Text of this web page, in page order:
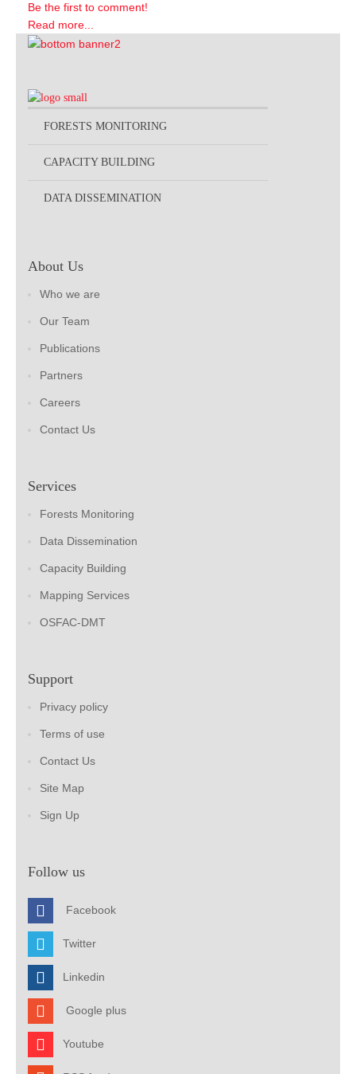
Be the first to comment!
Read more...
FORESTS MONITORING
CAPACITY BUILDING
DATA DISSEMINATION
About Us
Who we are
Our Team
Publications
Partners
Careers
Contact Us
Services
Forests Monitoring
Data Dissemination
Capacity Building
Mapping Services
OSFAC-DMT
Support
Privacy policy
Terms of use
Contact Us
Site Map
Sign Up
Follow us
Facebook
Twitter
Linkedin
Google plus
Youtube